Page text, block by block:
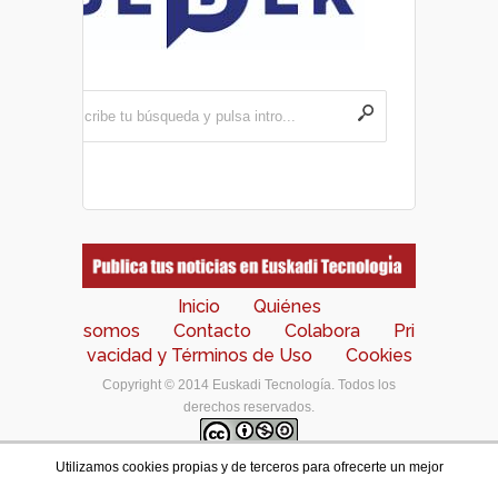
Inicio
Quiénes
somos
Contacto Colabora
Pri
vacidad y Términos de Uso
Cookies
Copyright © 2014 Euskadi Tecnología. Todos los
derechos reservados.
Los contenidos de este portal están bajo unalicencia
Utilizamos cookies propias y de terceros para ofrecerte un mejor